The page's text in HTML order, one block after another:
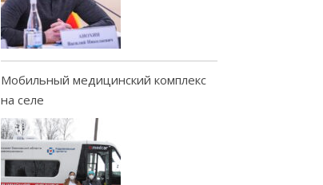
Мобильный медицинский комплекс
на селе